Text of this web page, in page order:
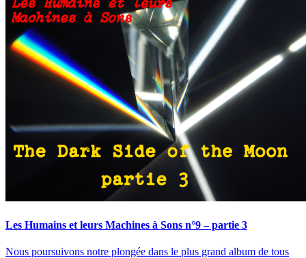
Les Humains et leurs Machines à Sons n°9 – partie 3
Nous poursuivons notre plongée dans le plus grand album de tous